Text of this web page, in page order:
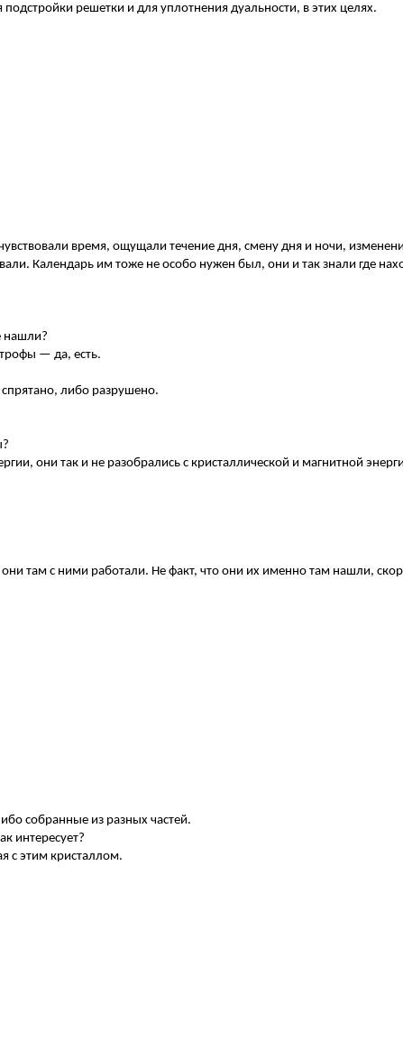
решетки и для уплотнения дуальности, в этих целях.
время, ощущали течение дня, смену дня и ночи,
Календарь им тоже не особо нужен был, они и так знали где
нашли?
— да, есть.
либо разрушено.
они так и не разобрались с кристаллической и магнитной
там с ними работали. Не факт, что они их именно там нашли,
собранные из разных частей.
интересует?
с этим кристаллом.